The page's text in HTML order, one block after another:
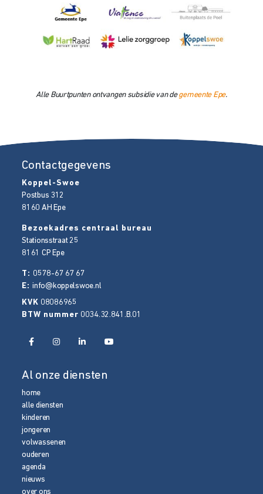
Alle Buurtpunten ontvangen subsidie van degemeente Epe.
Contactgegevens
Koppel-Swoe
Postbus 312
8160 AH Epe
Bezoekadres centraal bureau
Stationsstraat 25
8161 CP Epe
T: 0578-67 67 67
E:info@koppelswoe.nl
KVK 08086965
BTW nummer 0034.32.841.B.01
Al onze diensten
home
alle diensten
kinderen
jongeren
volwassenen
ouderen
agenda
nieuws
over ons